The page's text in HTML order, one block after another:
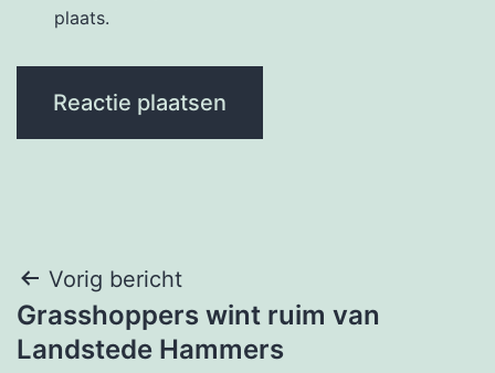
plaats.
Bericht
navigatie
Vorig bericht
Grasshoppers wint ruim van
Landstede Hammers